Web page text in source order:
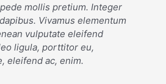
mollis pretium. Integer
Vivamus elementum
vulputate eleifend
ligula, porttitor eu,
eleifend ac, enim.